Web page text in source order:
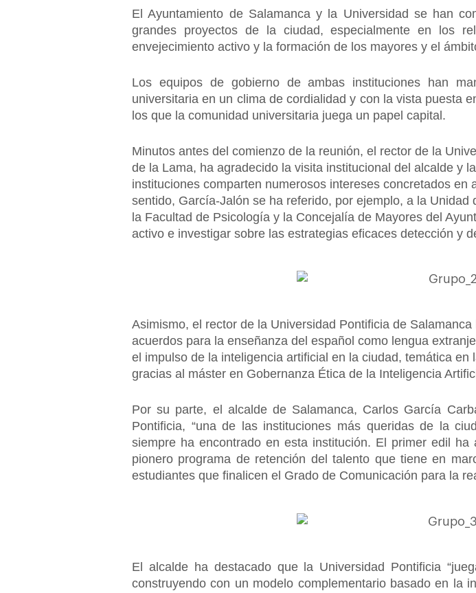
El Ayuntamiento de Salamanca y la Universidad se han
grandes proyectos de la ciudad, especialmente en los
envejecimiento activo y la formación de los mayores y el
Los equipos de gobierno de ambas instituciones han
universitaria en un clima de cordialidad y con la vista puesta
los que la comunidad universitaria juega un papel capital.
Minutos antes del comienzo de la reunión, el rector de la
de la Lama, ha agradecido la visita institucional del alcalde y
instituciones comparten numerosos intereses concretados
sentido, García-Jalón se ha referido, por ejemplo, a la
la Facultad de Psicología y la Concejalía de Mayores del
activo e investigar sobre las estrategias eficaces detección y
Asimismo, el rector de la Universidad Pontificia de
acuerdos para la enseñanza del español como lengua
el impulso de la inteligencia artificial en la ciudad, temática
gracias al máster en Gobernanza Ética de la Inteligencia
Por su parte, el alcalde de Salamanca, Carlos García
Pontificia, “una de las instituciones más queridas de la
siempre ha encontrado en esta institución. El primer edil
pionero programa de retención del talento que tiene en
estudiantes que finalicen el Grado de Comunicación para la
El alcalde ha destacado que la Universidad Pontificia
construyendo con un modelo complementario basado en la